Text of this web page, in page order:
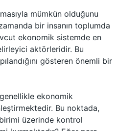
mümkün olduğunu
bir insanın toplumda
ekonomik sistemde en
aktörleridir. Bu
gösteren önemli bir
ekonomik
Bu noktada,
üzerinde kontrol